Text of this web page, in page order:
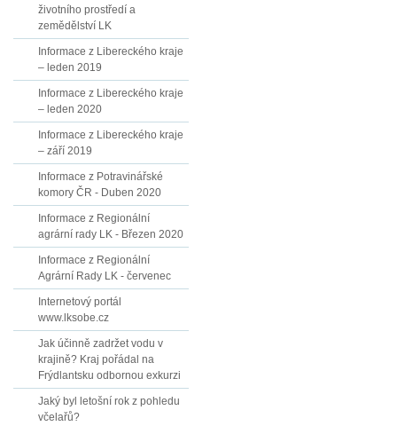
životního prostředí a
zemědělství LK
Informace z Libereckého kraje
– leden 2019
Informace z Libereckého kraje
– leden 2020
Informace z Libereckého kraje
– září 2019
Informace z Potravinářské
komory ČR - Duben 2020
Informace z Regionální
agrární rady LK - Březen 2020
Informace z Regionální
Agrární Rady LK - červenec
Internetový portál
www.lksobe.cz
Jak účinně zadržet vodu v
krajině? Kraj pořádal na
Frýdlantsku odbornou exkurzi
Jaký byl letošní rok z pohledu
včelařů?